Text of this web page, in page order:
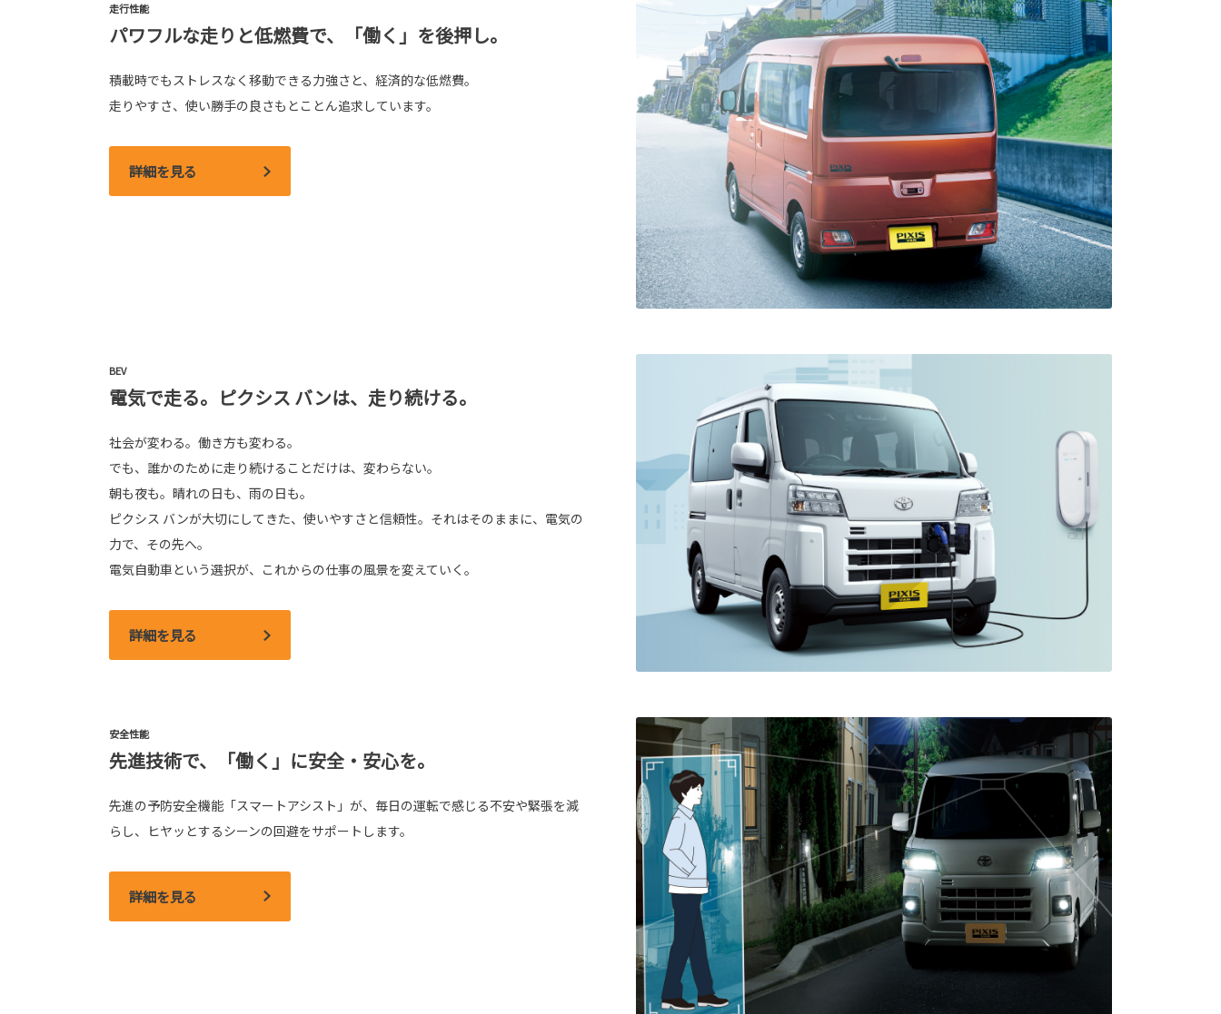
走行性能
パワフルな走りと低燃費で、「働く」を後押し。
積載時でもストレスなく移動できる力強さと、経済的な低燃費。
走りやすさ、使い勝手の良さもとことん追求しています。
詳細を見る
BEV
電気で走る。ピクシス バンは、走り続ける。
社会が変わる。働き方も変わる。
でも、誰かのために走り続けることだけは、変わらない。
朝も夜も。晴れの日も、雨の日も。
ピクシス バンが大切にしてきた、使いやすさと信頼性。それはそのままに、電気の
力で、その先へ。
電気自動車という選択が、これからの仕事の風景を変えていく。
詳細を見る
安全性能
先進技術で、「働く」に安全・安心を。
先進の予防安全機能「スマートアシスト」が、毎日の運転で感じる不安や緊張を減
らし、ヒヤッとするシーンの回避をサポートします。
詳細を見る